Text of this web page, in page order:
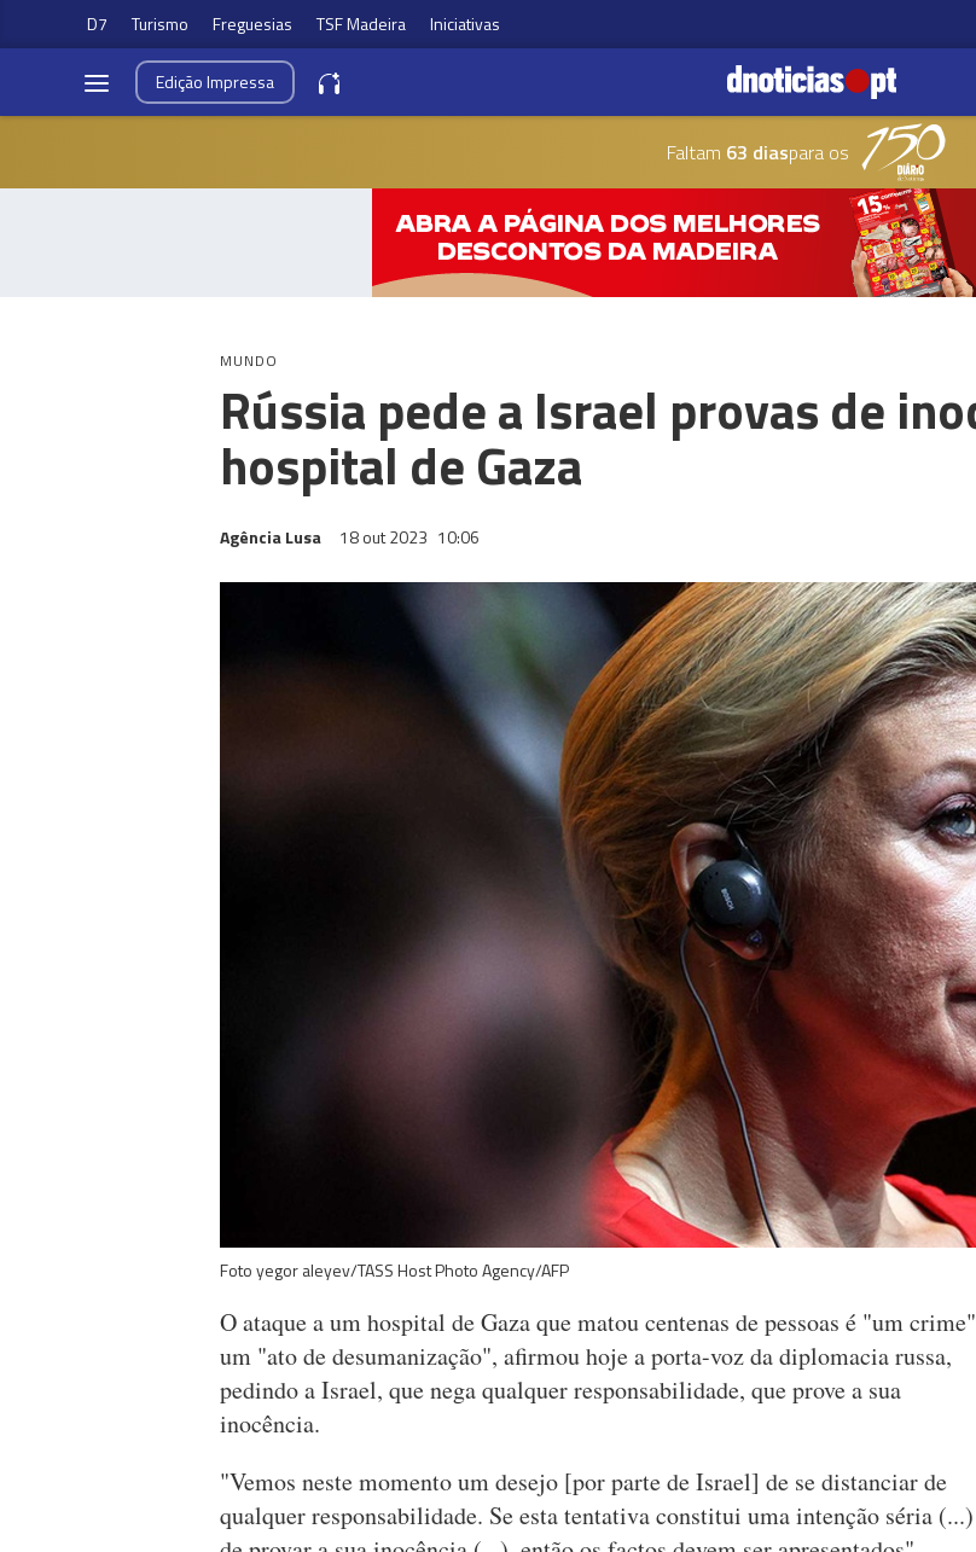
D7 Turismo Freguesias TSF Madeira Iniciativas
EdiçãoImpressa
Faltam 63 diaspara os
MUNDO
Rússia pede a Israel provas de
hospital de Gaza
Agência Lusa 18 out 2023 10:06
Foto yegor aleyev/TASS Host Photo Agency/AFP
O ataque a um hospital de Gaza que matou centenas de pessoas é "um
um "ato de desumanização", afirmou hoje a porta-voz da diplomacia russa,
pedindo a Israel, que nega qualquer responsabilidade, que prove a sua
inocência.
"Vemos neste momento um desejo [por parte de Israel] de se distanciar de
qualquer responsabilidade. Se esta tentativa constitui uma intenção séria (...)